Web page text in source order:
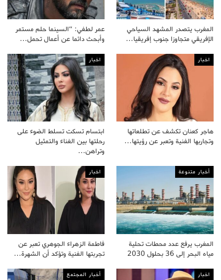
المغرب يتصدر المشهد السياحي
الإفريقي متجاوزا جنوب إفريقيا…
عمر لطفي: “السينما حلم مستمر
وأبحث دائما عن أعمال تحمل…
اخبار
هاجر كعنان تكشف عن تطلعاتها
وتجاربها الفنية وتعبر عن رؤيتها…
اخبار
ابتسام تسكت تسلط الضوء على
رحلتها بين الغناء والتمثيل
وتراهن…
أخبار متنوعة
المغرب يرفع عدد محطات تحلية
مياه البحر إلى 36 بحلول 2030
اخبار
فاطمة الزهراء الجوهري تعبر عن
تجربتها الفنية وتؤكد أن الشهرة…
اخبار أخبار المجتمع